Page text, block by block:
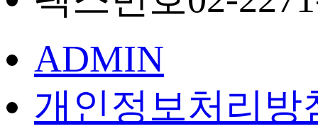
ADMIN
개인정보처리방